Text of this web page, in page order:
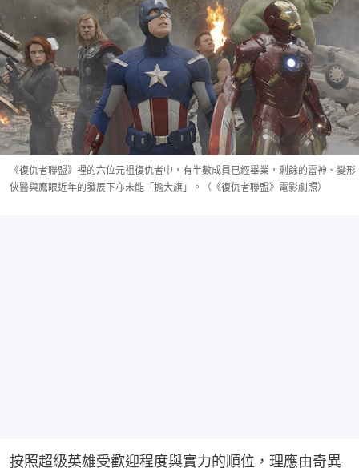
《復仇者聯盟》裡的六位元祖復仇者中，有半數成員已經畢業，剩餘的雷神、變形
俠醫與鷹眼近年的發展下亦未能「擔大旗」。（《復仇者聯盟》電影劇照）
按照超級英雄受歡迎程度與實力的順位，理應由奇異